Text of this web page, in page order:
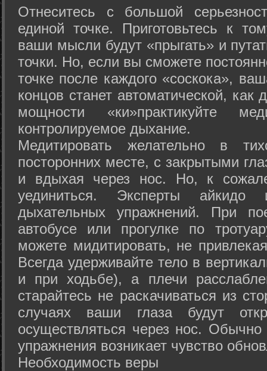
Отнеситесь с большой
единой точке. Приготовьтесь к
ваши мысли будут «прыгать» и
точки. Но, если вы сможете
точке после каждого «соскока»,
концов станет автоматической,
мощности «ки»практикуйте
контролируемое дыхание.
Медитировать желательно в
посторонних месте, с закрытыми
и вдыхая через нос. Но, к
уединиться. Эксперты айкидо
дыхательных упражнений. При
автобусе или прогулке по
можете мидитировать, не
Всегда удерживайте тело в
и при ходьбе), а плечи
старайтесь не раскачиваться из
случаях ваши глаза будут
осуществляться через нос. Обычно
упражнения возникает чувство
Необходимость веры